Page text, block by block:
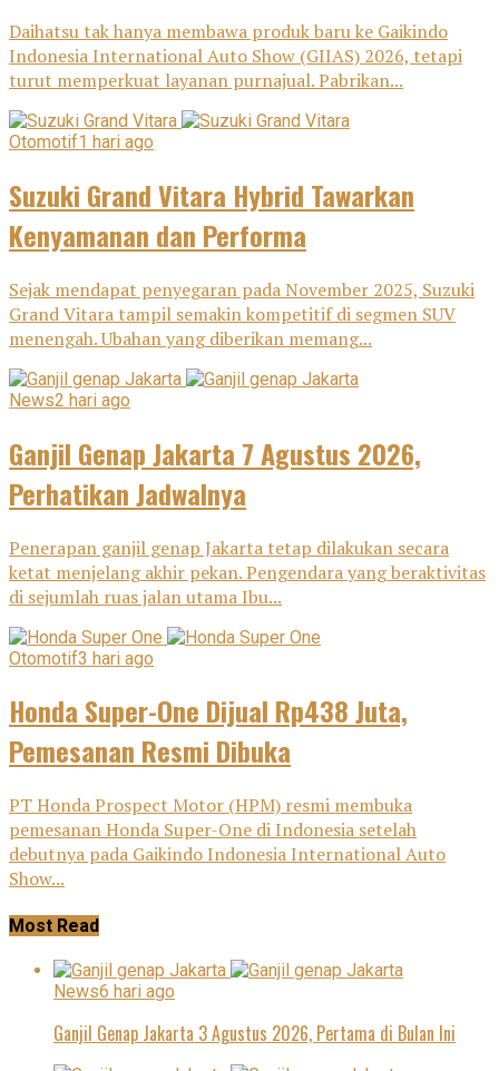
Daihatsu tak hanya membawa produk baru ke Gaikindo
Indonesia International Auto Show (GIIAS) 2026, tetapi
turut memperkuat layanan purnajual. Pabrikan...
Otomotif1 hari ago
Suzuki Grand Vitara Hybrid Tawarkan
Kenyamanan dan Performa
Sejak mendapat penyegaran pada November 2025, Suzuki
Grand Vitara tampil semakin kompetitif di segmen SUV
menengah. Ubahan yang diberikan memang...
News2 hari ago
Ganjil Genap Jakarta 7 Agustus 2026,
Perhatikan Jadwalnya
Penerapan ganjil genap Jakarta tetap dilakukan secara
ketat menjelang akhir pekan. Pengendara yang beraktivitas
di sejumlah ruas jalan utama Ibu...
Otomotif3 hari ago
Honda Super-One Dijual Rp438 Juta,
Pemesanan Resmi Dibuka
PT Honda Prospect Motor (HPM) resmi membuka
pemesanan Honda Super-One di Indonesia setelah
debutnya pada Gaikindo Indonesia International Auto
Show...
Most Read
News6 hari ago
Ganjil Genap Jakarta 3 Agustus 2026, Pertama di Bulan Ini